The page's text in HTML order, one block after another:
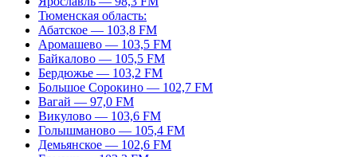
Тюменская область:
Абатское — 103,8 FM
Аромашево — 103,5 FM
Байкалово — 105,5 FM
Бердюжье — 103,2 FM
Большое Сорокино — 102,7 FM
Вагай — 97,0 FM
Викулово — 103,6 FM
Голышманово — 105,4 FM
Демьянское — 102,6 FM